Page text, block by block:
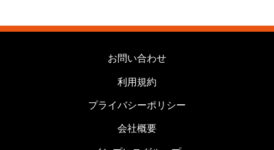
お問い合わせ
利用規約
プライバシーポリシー
会社概要